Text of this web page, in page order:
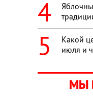
Какой
июля и
МЫ